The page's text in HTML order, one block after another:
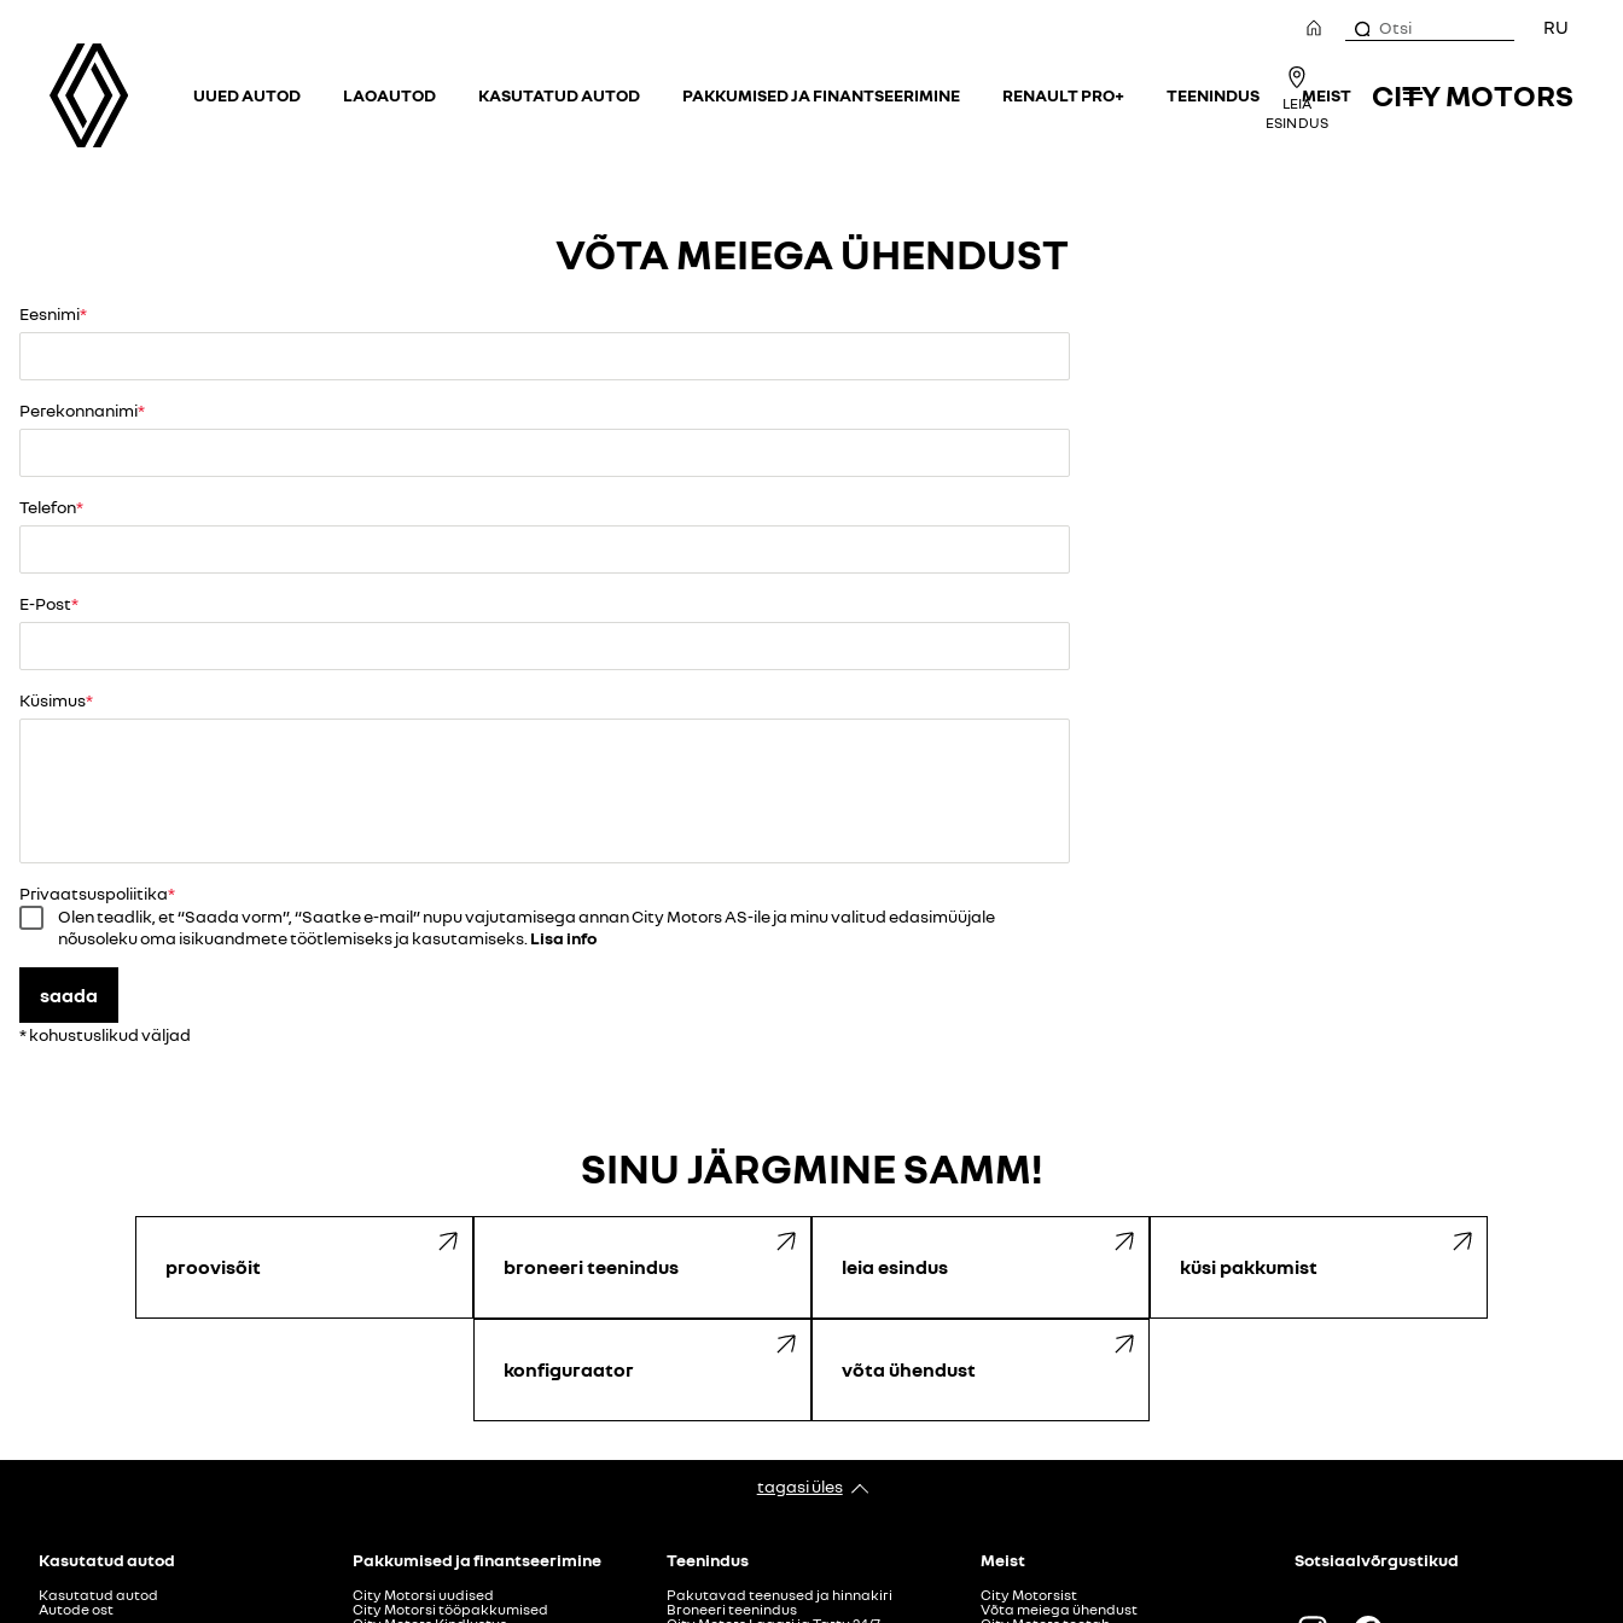
LEIA
ESINDUS
CITY MOTORS
UUED AUTOD LAOAUTOD KASUTATUD AUTOD PAKKUMISED JA FINANTSEERIMINE RENAULT PRO+ TEENINDUS MEIST
RU
VÕTA MEIEGA ÜHENDUST
Eesnimi
Perekonnanimi
Telefon
E-Post
Küsimus
Privaatsuspoliitika
Olen teadlik, et “Saada vorm”, “Saatke e-mail” nupu vajutamisega annan City Motors AS-ile ja minu valitud edasimüüjale
nõusoleku oma isikuandmete töötlemiseks ja kasutamiseks. Lisa info
saada
* kohustuslikud väljad
SINU JÄRGMINE SAMM!
proovisõit broneeri teenindus leia esindus küsi pakkumist
konfiguraator võta ühendust
tagasi üles
Kasutatud autod
Kasutatud autod
Autode ost
Pakkumised ja finantseerimine
City Motorsi uudised
City Motorsi tööpakkumised
Teenindus
Pakutavad teenused ja hinnakiri
Broneeri teenindus
Meist
City Motorsist
Võta meiega ühendust
Sotsiaalvõrgustikud